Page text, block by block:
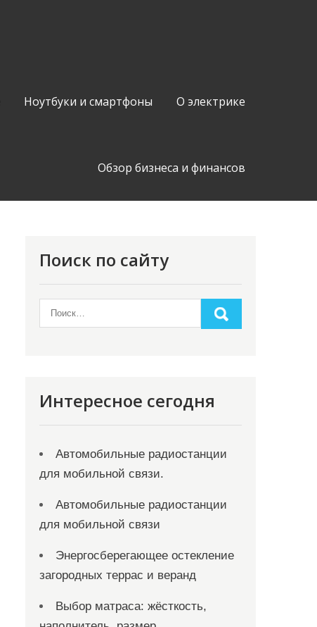
Ноутбуки и смартфоны О электрике
Обзор бизнеса и финансов
Поиск по сайту
Интересное сегодня
Автомобильные радиостанции
для мобильной связи.
Автомобильные радиостанции
для мобильной связи
Энергосберегающее остекление
загородных террас и веранд
Выбор матраса: жёсткость,